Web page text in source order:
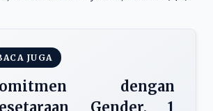
JUGA
dengan
Gender, 1